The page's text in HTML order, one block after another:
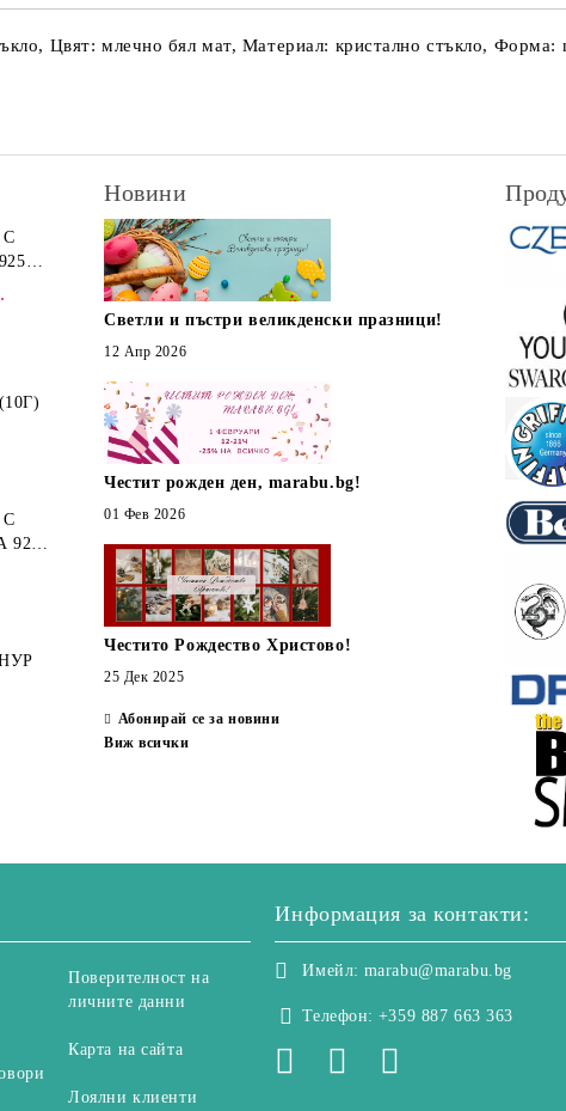
Цвят: млечно бял мат, Материал: кристално стъкло,
925
Новини
Светли и пъстри великденски празници!
12 Апр 2026
Честит рожден ден, marabu.bg!
01 Фев 2026
Честито Рождество Христово!
25 Дек 2025
Абонирай се за новини
Виж всички
Поверителност на
личните данни
Карта на сайта
Лоялни клиенти
Информация за контакти:
Имейл: marabu@marabu.bg
Телефон: +359 887 663 363